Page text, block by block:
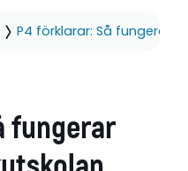
P4 förklarar: Så fungerar
fungerar